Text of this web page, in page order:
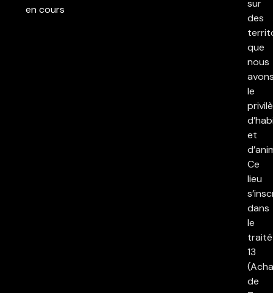
en cours
sur
des
que
nous
le
et
Ce
lieu
dans
le
traité
13
de